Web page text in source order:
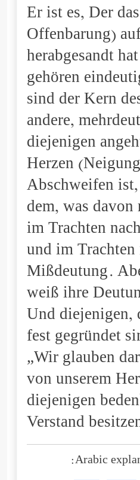
Er ist es, Der
Offenbarung)
herabgesandt
gehören
sind der Kern
andere,
diejenigen
Herzen
Abschweifen
dem, was
im Trachten
und im
Mißdeutung.
weiß ihre
Und diejenigen,
fest gegründet
„Wir glauben
von unserem
diejenigen
Verstand
Arabic